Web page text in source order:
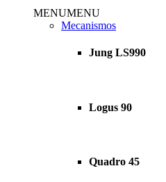
MENUMENU
Mecanismos
Jung LS990
Logus 90
Quadro 45